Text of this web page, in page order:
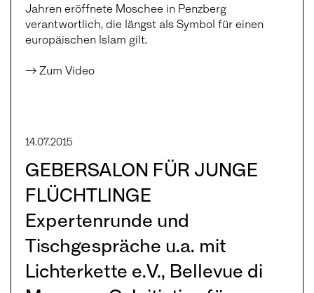
Jahren eröffnete Moschee in Penzberg
verantwortlich, die längst als Symbol für einen
europäischen Islam gilt.
→ Zum Video
14.07.2015
GEBERSALON FÜR JUNGE
FLÜCHTLINGE
Expertenrunde und
Tischgespräche u.a. mit
Lichterkette e.V., Bellevue di